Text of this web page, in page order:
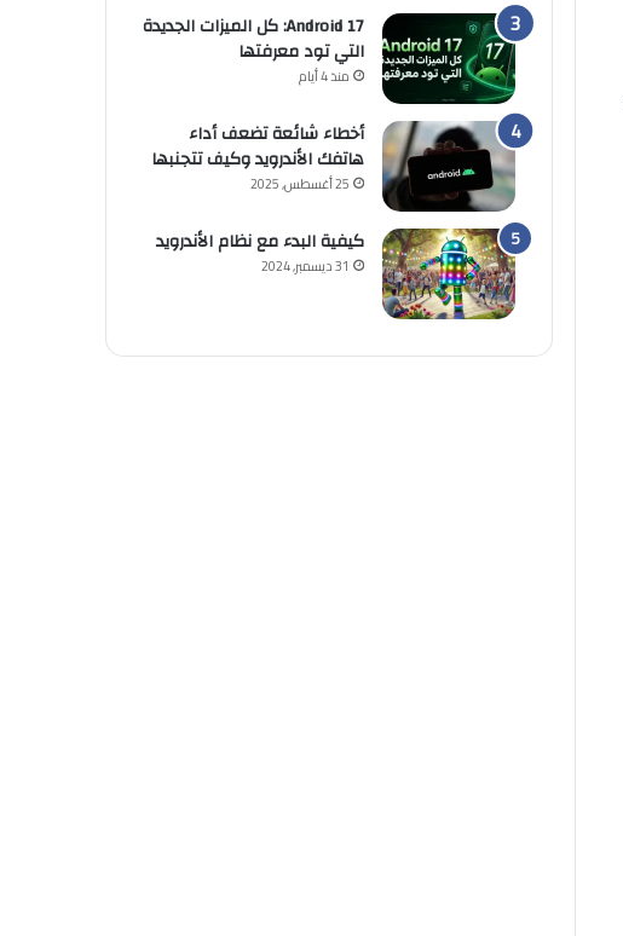
Android 17: كل الميزات الجديدة
التي تود معرفتها
منذ 4 أيام
أخطاء شائعة تضعف أداء
هاتفك الأندرويد وكيف تتجنبها
25 أغسطس, 2025
كيفية البدء مع نظام الأندرويد
31 ديسمبر, 2024